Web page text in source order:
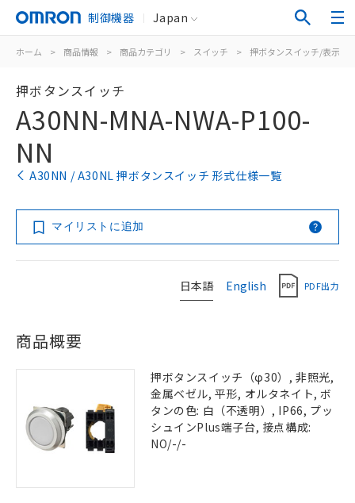
制御機器 Japan
ホーム > 商品情報 > 商品カテゴリ > スイッチ > 押ボタンスイッチ/表示灯
押ボタンスイッチ
A30NN-MNA-NWA-P100-
NN
A30NN / A30NL 押ボタンスイッチ 形式仕様一覧
マイリストに追加
日本語 English PDF出力
商品概要
押ボタンスイッチ（φ30）, 非照光,
金属ベゼル, 平形, オルタネイト, ボ
タンの色: 白（不透明）, IP66, プッ
シュインPlus端子台, 接点構成:
NO/-/-